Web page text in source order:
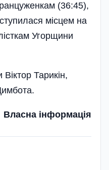
(36:45),
місцем на
Угорщини
Тарикін,
Власна інформація